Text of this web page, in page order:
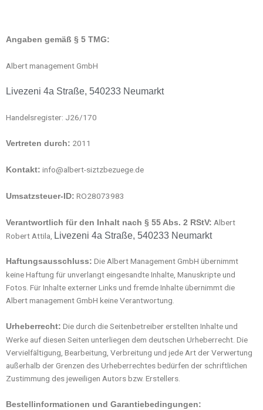
Angaben gemäß § 5 TMG:
Albert management GmbH
Livezeni 4a Straße, 540233 Neumarkt
Handelsregister: J26/170
Vertreten durch: 2011
Kontakt: info@albert-siztzbezuege.de
Umsatzsteuer-ID: RO28073983
Verantwortlich für den Inhalt nach § 55 Abs. 2 RStV: Albert
Robert Attila,
Livezeni 4a Straße, 540233 Neumarkt
Haftungsausschluss: Die Albert Management GmbH übernimmt
keine Haftung für unverlangt eingesandte Inhalte, Manuskripte und
Fotos. Für Inhalte externer Links und fremde Inhalte übernimmt die
Albert management GmbH keine Verantwortung.
Urheberrecht: Die durch die Seitenbetreiber erstellten Inhalte und
Werke auf diesen Seiten unterliegen dem deutschen Urheberrecht. Die
Vervielfältigung, Bearbeitung, Verbreitung und jede Art der Verwertung
außerhalb der Grenzen des Urheberrechtes bedürfen der schriftlichen
Zustimmung des jeweiligen Autors bzw. Erstellers.
Bestellinformationen und Garantiebedingungen: